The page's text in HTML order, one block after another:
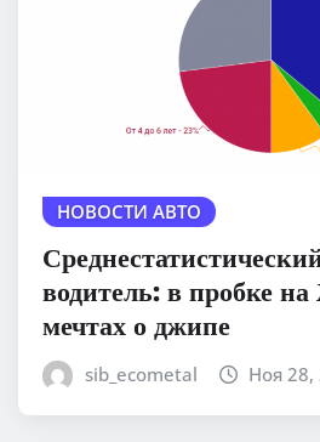
НОВОСТИ АВТО
водитель: в пробке
мечтах о джипе
sib_ecometal Ноя 28,